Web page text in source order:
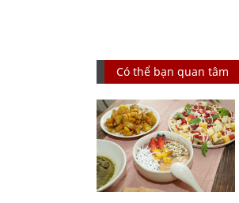
Có thể bạn quan tâm